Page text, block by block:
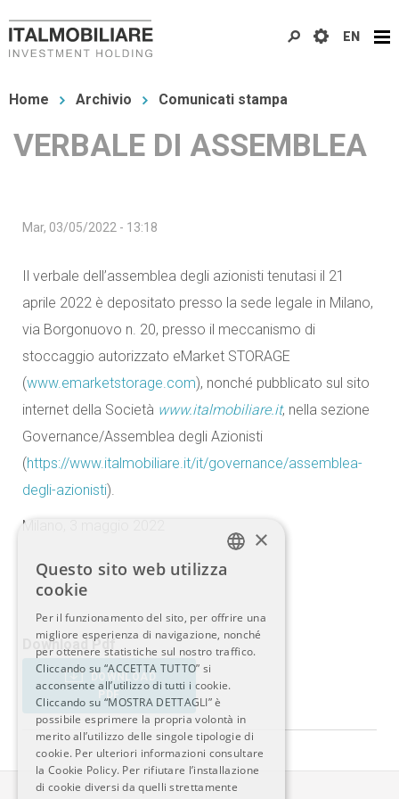
al
principale
Tu
qui
Home Archivio Comunicati stampa
VERBALE DI ASSEMBLEA
Mar, 03/05/2022 - 13:18
Il verbale dell’assemblea degli azionisti tenutasi il 21
aprile 2022 è depositato presso la sede legale in Milano,
via Borgonuovo n. 20, presso il meccanismo di
stoccaggio autorizzato eMarket STORAGE
(www.emarketstorage.com), nonché pubblicato sul sito
internet della Società www.italmobiliare.it, nella sezione
Governance/Assemblea degli Azionisti
(https://www.italmobiliare.it/it/governance/assemblea-
degli-azionisti).
Milano, 3 maggio 2022
Download Pdf
DOWNLOAD
EN
ENGLISH
×
Questo sito web utilizza
cookie
Per il funzionamento del sito, per offrire una
migliore esperienza di navigazione, nonché
per ottenere statistiche sul nostro traffico.
Cliccando su “ACCETTA TUTTO” si
acconsente all’utilizzo di tutti i cookie.
Cliccando su “MOSTRA DETTAGLI” è
possibile esprimere la propria volontà in
merito all’utilizzo delle singole tipologie di
cookie. Per ulteriori informazioni consultare
la Cookie Policy. Per rifiutare l’installazione
di cookie diversi da quelli strettamente